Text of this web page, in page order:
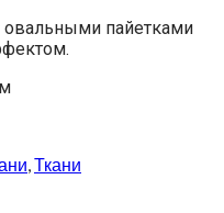
овальными пайетками
,Ткани